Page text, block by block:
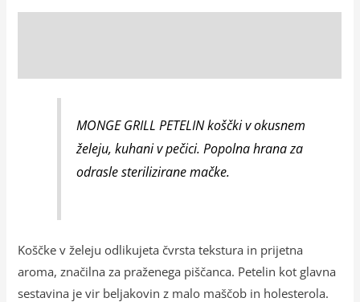
MONGE GRILL PETELIN koščki v okusnem
želeju, kuhani v pečici. Popolna hrana za
odrasle sterilizirane mačke.
Koščke v želeju odlikujeta čvrsta tekstura in prijetna
aroma, značilna za praženega piščanca. Petelin kot glavna
sestavina je vir beljakovin z malo maščob in holesterola.